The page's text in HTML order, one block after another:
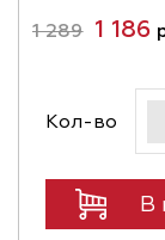
1 289 1 186
Кол-во
В